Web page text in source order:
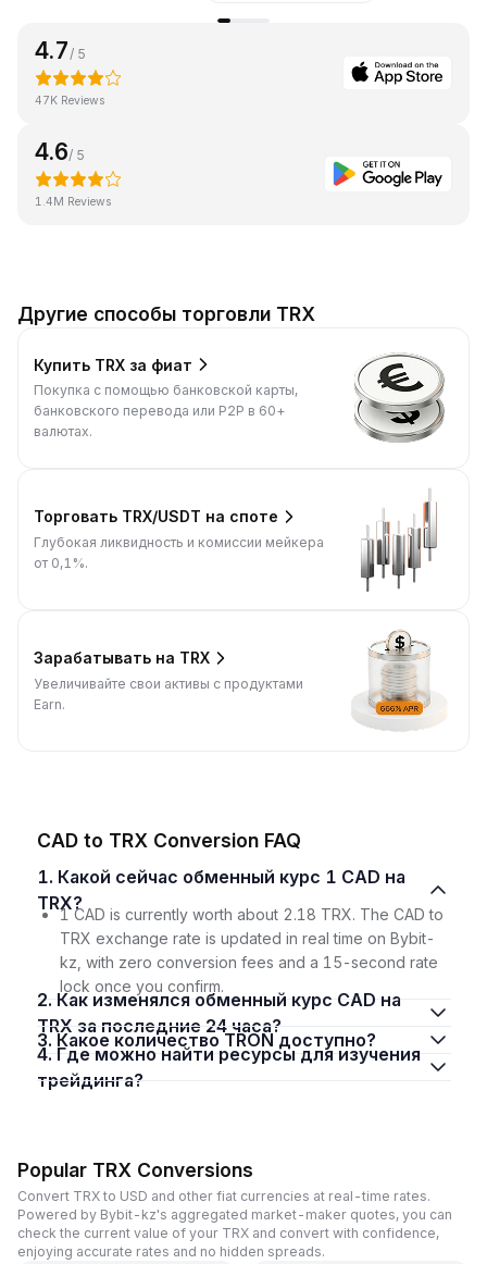
4.7 / 5
47K Reviews
4.6/ 5
1.4M Reviews
Другие способы торговли TRX
Купить TRX за фиат
Покупка с помощью банковской карты,
банковского перевода или P2P в 60+
валютах.
Торговать TRX/USDT на споте
Глубокая ликвидность и комиссии мейкера
от 0,1%.
Зарабатывать на TRX
Увеличивайте свои активы с продуктами
Earn.
CAD to TRX Conversion FAQ
1. Какой сейчас обменный курс 1 CAD на
TRX?
1 CAD is currently worth about 2.18 TRX. The CAD to
TRX exchange rate is updated in real time on Bybit-
kz, with zero conversion fees and a 15-second rate
lock once you confirm.
2. Как изменялся обменный курс CAD на
TRX за последние 24 часа?
3. Какое количество TRON доступно?
4. Где можно найти ресурсы для изучения
трейдинга?
Popular TRX Conversions
Convert TRX to USD and other fiat currencies at real-time rates.
Powered by Bybit-kz's aggregated market-maker quotes, you can
check the current value of your TRX and convert with confidence,
enjoying accurate rates and no hidden spreads.